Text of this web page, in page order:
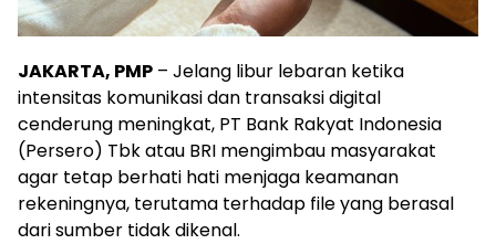
JAKARTA, PMP – Jelang libur lebaran ketika
intensitas komunikasi dan transaksi digital
cenderung meningkat, PT Bank Rakyat Indonesia
(Persero) Tbk atau BRI mengimbau masyarakat
agar tetap berhati hati menjaga keamanan
rekeningnya, terutama terhadap file yang berasal
dari sumber tidak dikenal.